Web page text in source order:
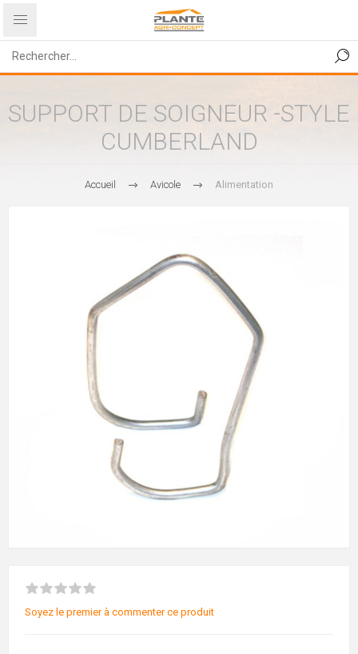
SUPPORT DE SOIGNEUR -STYLE
CUMBERLAND
Accueil Avicole Alimentation
Soyez le premier à commenter ce produit